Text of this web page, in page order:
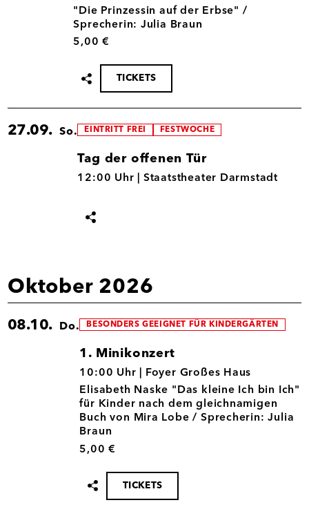
"Die Prinzessin auf der Erbse" /
Sprecherin: Julia Braun
5,00 €
Termin
teilen
TICKETS
27.09. So. EINTRITT FREI FESTWOCHE
Tag der offenen Tür
27.09.
12:00 Uhr | Staatstheater Darmstadt
Termin
Oktober 2026
08.10. Do. BESONDERS GEEIGNET FÜR KINDERGÄRTEN
1. Minikonzert
08.10.
10:00 Uhr |
Foyer Großes Haus
Elisabeth Naske "Das kleine Ich bin Ich"
für Kinder nach dem gleichnamigen
Buch von Mira Lobe / Sprecherin: Julia
Braun
5,00 €
Termin
teilen
TICKETS